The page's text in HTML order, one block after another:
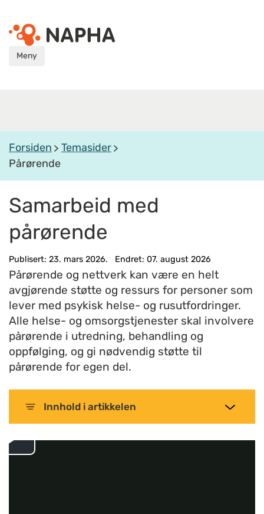
Meny
Forsiden
Temasider
Pårørende
Samarbeid med
pårørende
Publisert: 23. mars 2026. Endret: 07. august 2026
Pårørende og nettverk kan være en helt
avgjørende støtte og ressurs for personer som
lever med psykisk helse- og rusutfordringer.
Alle helse- og omsorgstjenester skal involvere
pårørende i utredning, behandling og
oppfølging, og gi nødvendig støtte til
pårørende for egen del.
Innhold i artikkelen